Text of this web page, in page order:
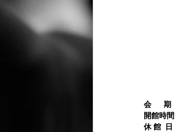
会      期
開館時間
休 館  日